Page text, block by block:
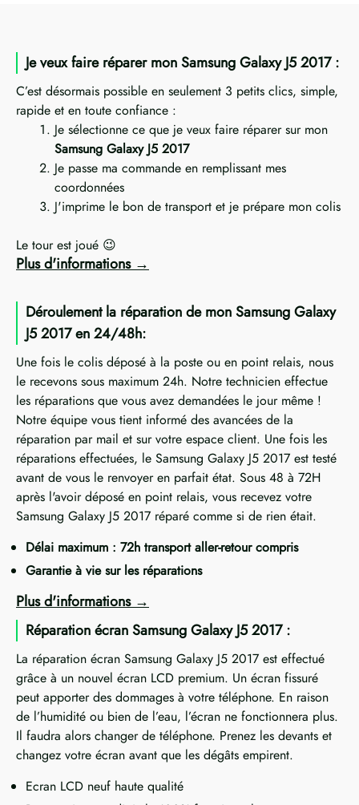
Je veux faire réparer mon Samsung Galaxy J5 2017 :
C’est désormais possible en seulement 3 petits clics, simple,
rapide et en toute confiance :
Je sélectionne ce que je veux faire réparer sur mon
Samsung Galaxy J5 2017
Je passe ma commande en remplissant mes
coordonnées
J'imprime le bon de transport et je prépare mon colis
Le tour est joué 😉
Plus d'informations
Déroulement la réparation de mon Samsung Galaxy
J5 2017 en 24/48h:
Une fois le colis déposé à la poste ou en point relais, nous
le recevons sous maximum 24h. Notre technicien effectue
les réparations que vous avez demandées le jour même !
Notre équipe vous tient informé des avancées de la
réparation par mail et sur votre espace client. Une fois les
réparations effectuées, le Samsung Galaxy J5 2017 est testé
avant de vous le renvoyer en parfait état. Sous 48 à 72H
après l'avoir déposé en point relais, vous recevez votre
Samsung Galaxy J5 2017 réparé comme si de rien était.
Délai maximum : 72h transport aller-retour compris
Garantie à vie sur les réparations
Plus d'informations
Réparation écran Samsung Galaxy J5 2017 :
La réparation écran Samsung Galaxy J5 2017 est effectué
grâce à un nouvel écran LCD premium. Un écran fissuré
peut apporter des dommages à votre téléphone. En raison
de l’humidité ou bien de l’eau, l’écran ne fonctionnera plus.
Il faudra alors changer de téléphone. Prenez les devants et
changez votre écran avant que les dégâts empirent.
Ecran LCD neuf haute qualité